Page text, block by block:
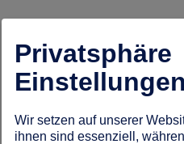
Privatsphäre
Einstellungen
Wir setzen auf unserer
ihnen sind essenziell,